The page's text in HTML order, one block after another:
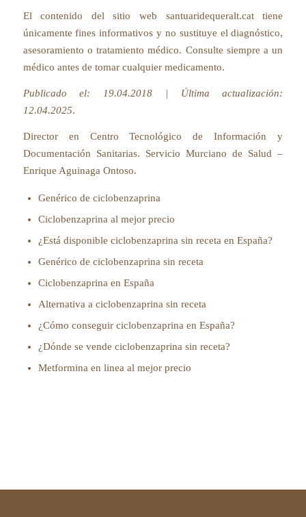
El contenido del sitio web santuaridequeralt.cat tiene
únicamente fines informativos y no sustituye el diagnóstico,
asesoramiento o tratamiento médico. Consulte siempre a un
médico antes de tomar cualquier medicamento.
Publicado el: 19.04.2018 | Última actualización:
12.04.2025.
Director en Centro Tecnológico de Información y
Documentación Sanitarias. Servicio Murciano de Salud –
Enrique Aguinaga Ontoso.
Genérico de ciclobenzaprina
Ciclobenzaprina al mejor precio
¿Está disponible ciclobenzaprina sin receta en España?
Genérico de ciclobenzaprina sin receta
Ciclobenzaprina en España
Alternativa a ciclobenzaprina sin receta
¿Cómo conseguir ciclobenzaprina en España?
¿Dónde se vende ciclobenzaprina sin receta?
Metformina en linea al mejor precio